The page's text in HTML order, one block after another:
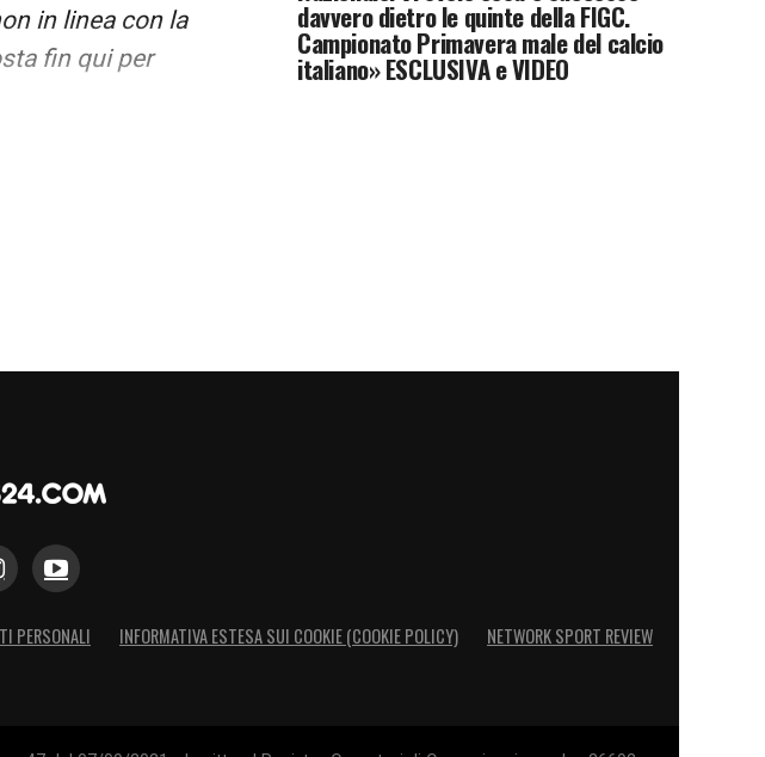
in linea con la
fin qui per
davvero dietro le quinte della FIGC.
Campionato Primavera male del calcio
italiano» ESCLUSIVA e VIDEO
PERSONALI INFORMATIVA ESTESA SUI COOKIE (COOKIE POLICY) NETWORK SPORT REVIEW